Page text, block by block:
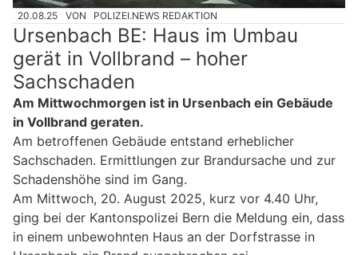
20.08.25 VON POLIZEI.NEWS REDAKTION
Ursenbach BE: Haus im Umbau
gerät in Vollbrand – hoher
Sachschaden
Am Mittwochmorgen ist in Ursenbach ein Gebäude
in Vollbrand geraten.
Am betroffenen Gebäude entstand erheblicher
Sachschaden. Ermittlungen zur Brandursache und zur
Schadenshöhe sind im Gang.
Am Mittwoch, 20. August 2025, kurz vor 4.40 Uhr,
ging bei der Kantonspolizei Bern die Meldung ein, dass
in einem unbewohnten Haus an der Dorfstrasse in